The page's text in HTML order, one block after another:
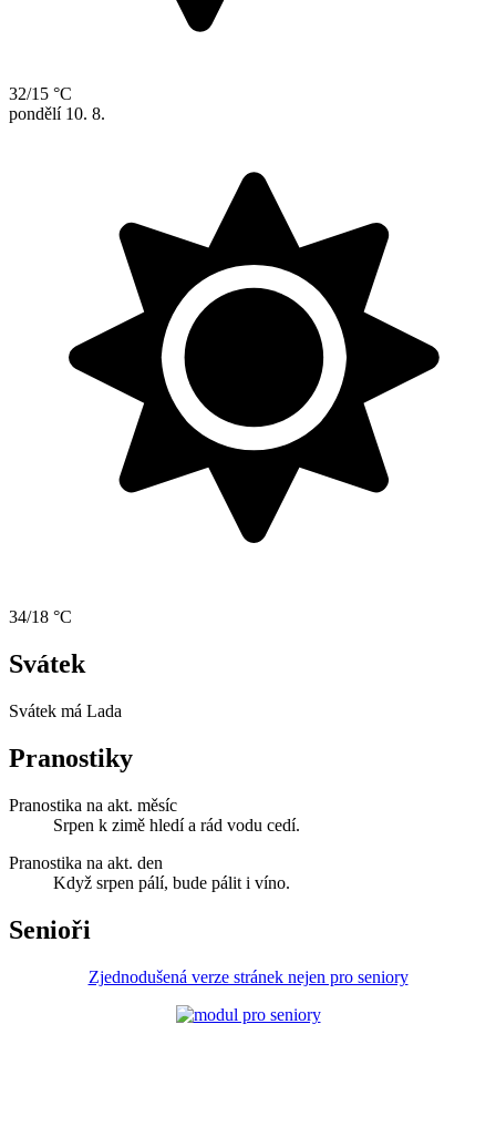
32/15 °C
pondělí 10. 8.
34/18 °C
Svátek
Svátek má Lada
Pranostiky
Pranostika na akt. měsíc
Srpen k zimě hledí a rád vodu cedí.
Pranostika na akt. den
Když srpen pálí, bude pálit i víno.
Senioři
Zjednodušená verze stránek nejen pro seniory